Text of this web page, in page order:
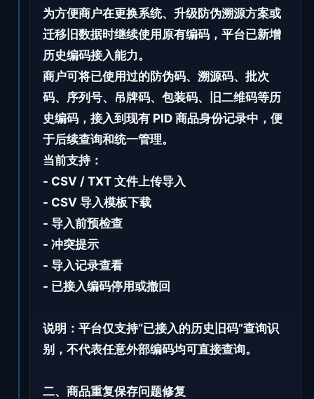
为方便商户在更换系统、升级防伪溯源方案或
迁移旧数据时继续使用原有编码，平台已新增
历史编码接入能力。
商户可将已使用过的防伪码、溯源码、批次
码、序列号、吊牌码、包装码、旧二维码等历
史编码，接入到现有 PID 商品身份记录中，便
于后续查询和统一管理。
当前支持：
- CSV / TXT 文件上传导入
- CSV 导入模板下载
- 导入前预检查
- 冲突提示
- 导入记录查看
- 已接入编码停用或撤回
说明：平台仅支持“已接入的历史旧码”查询识
别，不代表任意外部编码均可直接查询。
二、商品重复保存问题修复